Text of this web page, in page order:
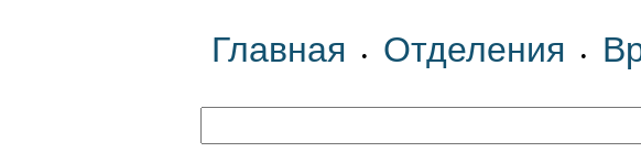
Главная • Отделения •